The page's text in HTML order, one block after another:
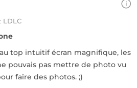
LDLC
top intuitif écran magnifique, les
pouvais pas mettre de photo vu
faire des photos. ;)